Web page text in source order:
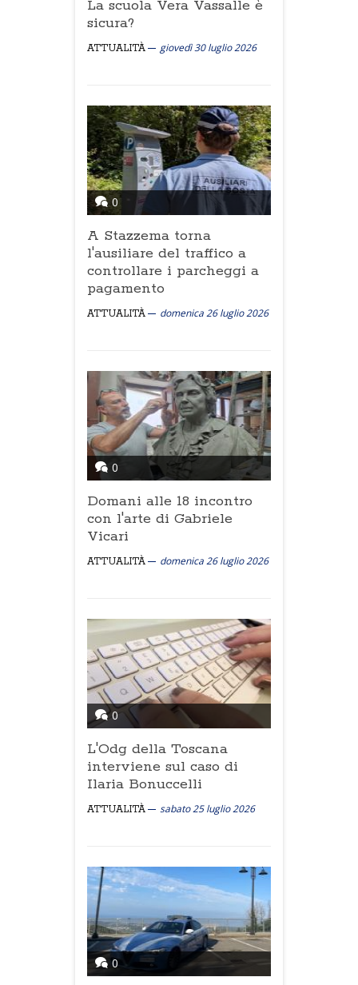
La scuola Vera Vassalle è
sicura?
ATTUALITÀ giovedì 30 luglio 2026
0
A Stazzema torna
l'ausiliare del traffico a
controllare i parcheggi a
pagamento
ATTUALITÀ domenica 26 luglio 2026
0
Domani alle 18 incontro
con l'arte di Gabriele
Vicari
ATTUALITÀ domenica 26 luglio 2026
0
L'Odg della Toscana
interviene sul caso di
Ilaria Bonuccelli
ATTUALITÀ sabato 25 luglio 2026
0